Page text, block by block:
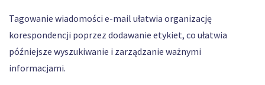
Tagowanie wiadomości e-mail ułatwia organizację
korespondencji poprzez dodawanie etykiet, co ułatwia
późniejsze wyszukiwanie i zarządzanie ważnymi
informacjami.